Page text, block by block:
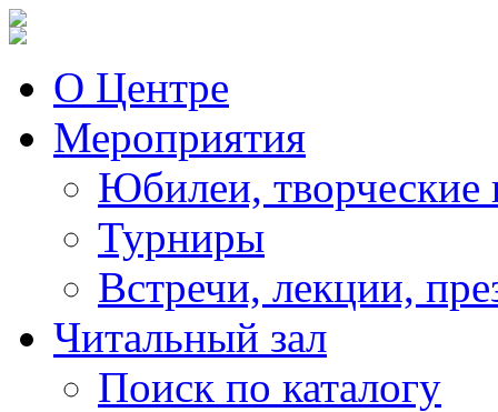
О Центре
Мероприятия
Юбилеи, творческие
Турниры
Встречи, лекции,
Читальный зал
Поиск по каталогу